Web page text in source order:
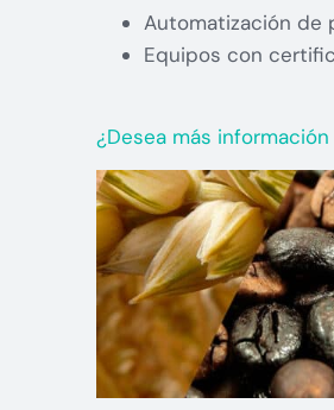
Automatización de
Equipos con
¿Desea más